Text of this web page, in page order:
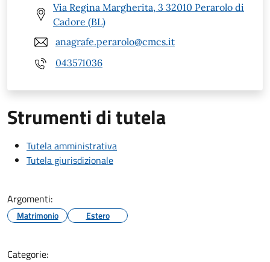
Via Regina Margherita, 3 32010 Perarolo di
Cadore (BL)
anagrafe.perarolo@cmcs.it
043571036
Strumenti di tutela
Tutela amministrativa
Tutela giurisdizionale
Argomenti:
Matrimonio Estero
Categorie: